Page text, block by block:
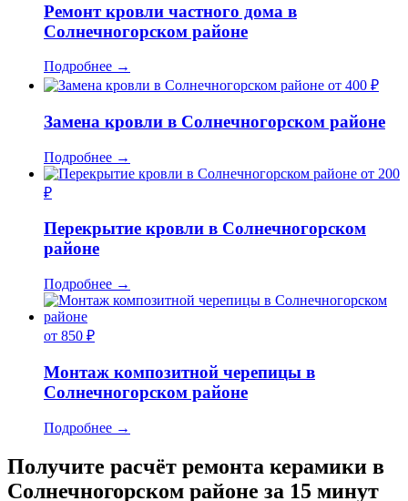
Ремонт кровли частного дома в
Солнечногорском районе
Подробнее →
от 400 ₽
Замена кровли в Солнечногорском районе
Подробнее →
от 200
₽
Перекрытие кровли в Солнечногорском
районе
Подробнее →
от 850 ₽
Монтаж композитной черепицы в
Солнечногорском районе
Подробнее →
Получите расчёт ремонта керамики в
Солнечногорском районе за 15 минут